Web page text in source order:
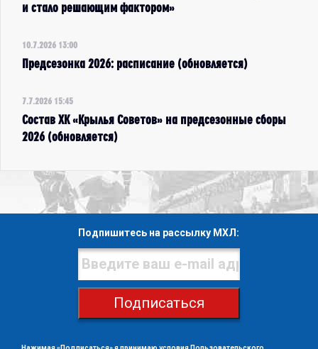
и стало решающим фактором»
10.7.2026 13:00
Предсезонка 2026: расписание (обновляется)
7.7.2026 15:45
Состав ХК «Крылья Советов» на предсезонные сборы
2026 (обновляется)
Подпишитесь на рассылку МХЛ:
Подписаться